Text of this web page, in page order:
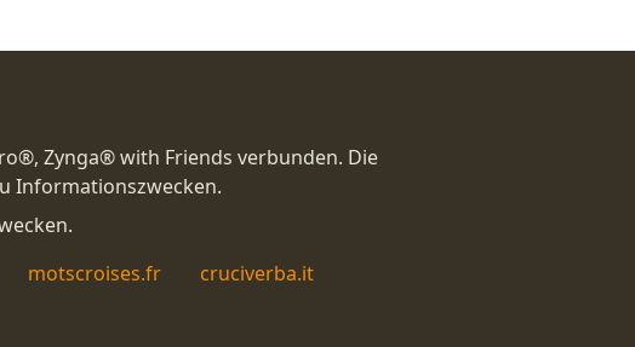
Zynga® with Friends verbunden. Die
Informationszwecken.
motscroises.fr cruciverba.it